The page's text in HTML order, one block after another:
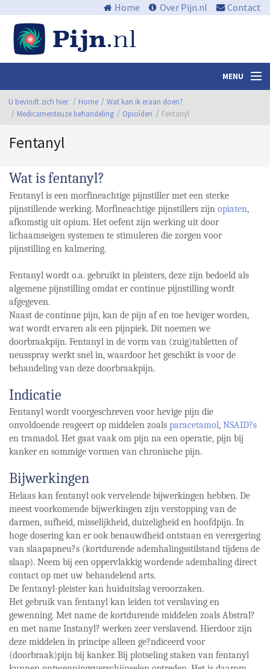
Home Over Pijn.nl Contact
MENU
Nieuws en media
Waar zit de pijn?
Wat kan ik eraan doen?
Centra
Links
Bibliotheek
U bevindt zich hier: Home
Wat kan ik eraan doen?
Medicamenteuze behandeling
Opioïden Fentanyl
Fentanyl
Wat is fentanyl?
Fentanyl is een morfineachtige pijnstiller met een sterke
pijnstillende werking. Morfineachtige pijnstillers zijn opiaten,
afkomstig uit opium. Het oefent zijn werking uit door
lichaamseigen systemen te stimuleren die zorgen voor
pijnstilling en kalmering.
Fentanyl wordt o.a. gebruikt in pleisters, deze zijn bedoeld als
algemene pijnstilling omdat er continue pijnstilling wordt
afgegeven.
Naast de continue pijn, kan de pijn af en toe heviger worden,
wat wordt ervaren als een pijnpiek. Dit noemen we
doorbraakpijn. Fentanyl in de vorm van (zuig)tabletten of
neusspray werkt snel in, waardoor het geschikt is voor de
behandeling van deze doorbraakpijn.
Indicatie
Fentanyl wordt voorgeschreven voor hevige pijn die
onvoldoende reageert op middelen zoals paracetamol, NSAID?s
en tramadol. Het gaat vaak om pijn na een operatie, pijn bij
kanker en sommige vormen van chronische pijn.
Bijwerkingen
Helaas kan fentanyl ook vervelende bijwerkingen hebben. De
meest voorkomende bijwerkingen zijn verstopping van de
darmen, sufheid, misselijkheid, duizeligheid en hoofdpijn. In
hoge dosering kan er ook benauwdheid ontstaan en verergering
van slaapapneu?s (kortdurende ademhalingsstilstand tijdens de
slaap). Neem bij een oppervlakkig wordende ademhaling direct
contact op met uw behandelend arts.
De fentanyl-pleister kan huiduitslag veroorzaken.
Het gebruik van fentanyl kan leiden tot verslaving en
gewenning. Met name de kortdurende middelen zoals Abstral?
en met name Instanyl? werken zeer verslavend. Hierdoor zijn
deze middelen in principe alleen ge?ndiceerd voor
(doorbraak)pijn bij kanker. Bij plotseling staken van fentanyl